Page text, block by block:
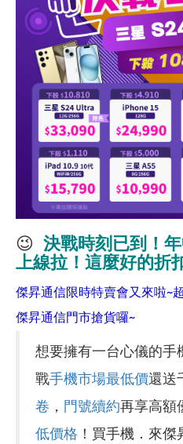
😉 決戰時刻已到 ！
上線拉！這麼好的折
傑昇通信限時特賣會又來啦~
傑昇通信門市搶貨囉~
想要擁有一台心儀的手
戰手機市場最低價還送
卷 ， 門號續約再享高額
低價格 ！買手機．來傑